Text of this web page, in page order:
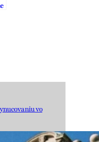
vo